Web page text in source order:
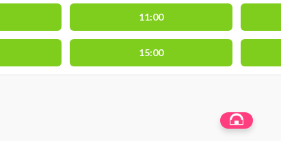
11:00
15:00